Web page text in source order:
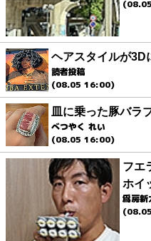
ヘアスタイルが3D
読者投稿
(08.05 16:00)
皿に乗った豚バラ
べつやく れい
(08.05 16:00)
フエ
ホイ
爲房新